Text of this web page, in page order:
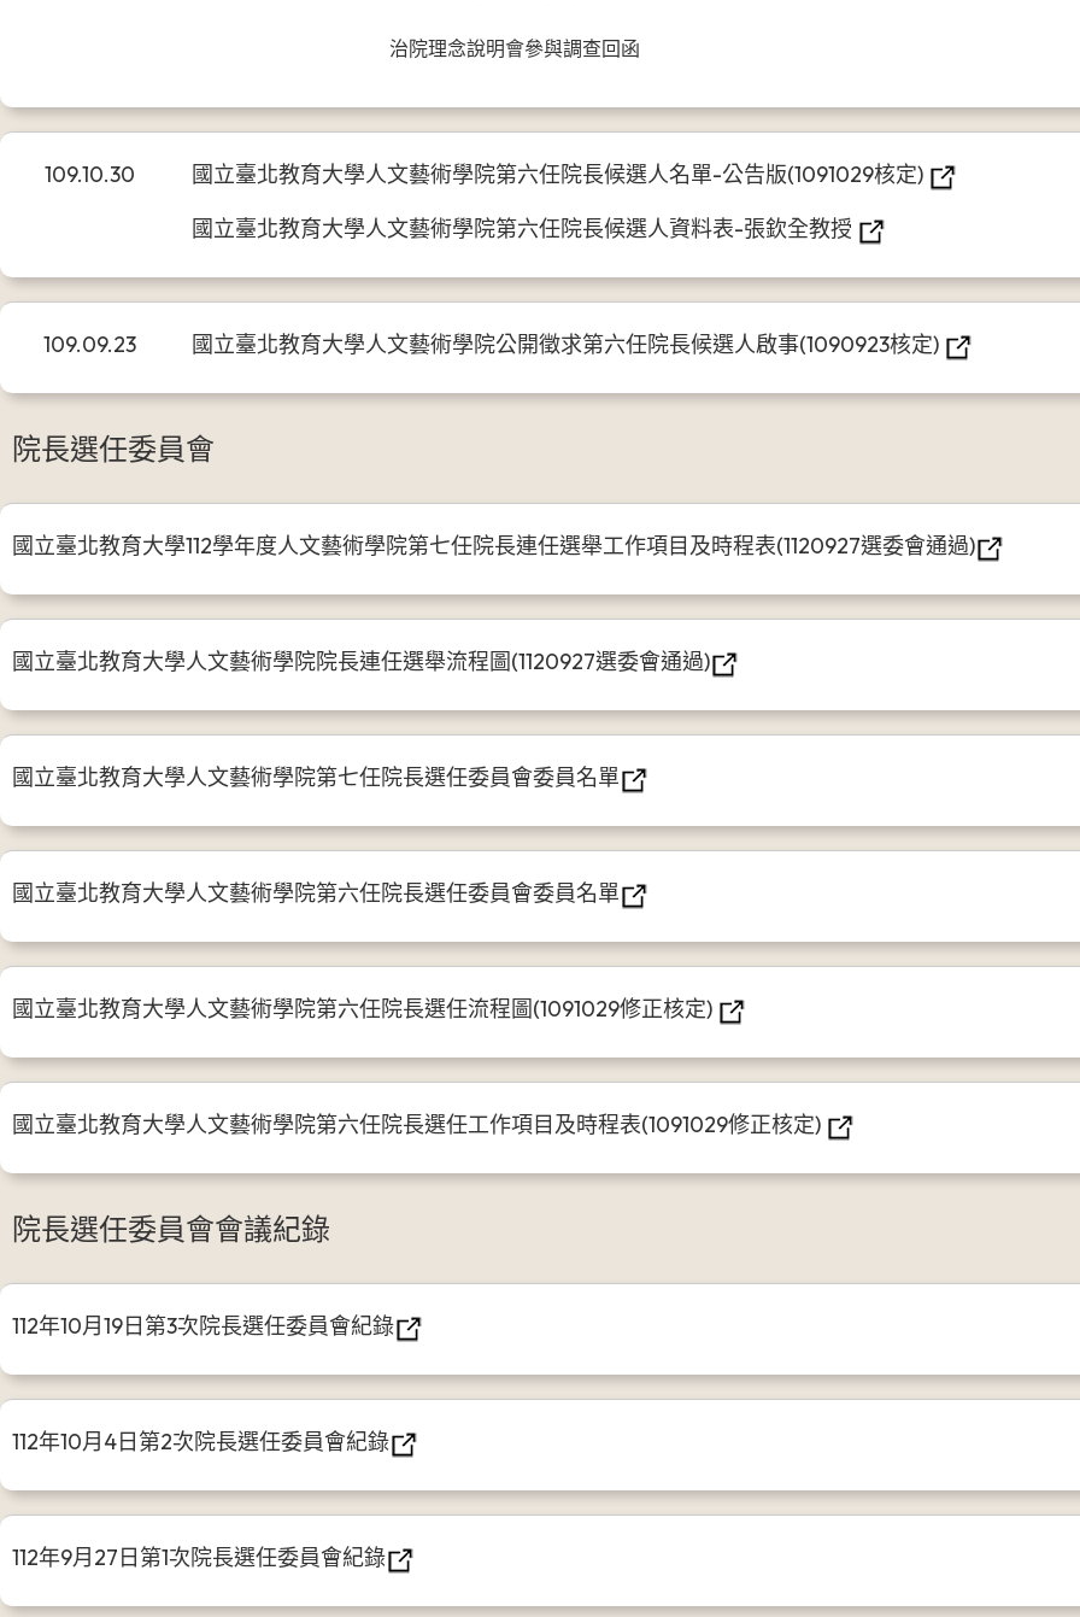
治院理念說明會參與調查回函
109.10.30
國立臺北教育大學人文藝術學院第六任院長候選人名單-公告版(1091029核定)
國立臺北教育大學人文藝術學院第六任院長候選人資料表-張欽全教授
109.09.23 國立臺北教育大學人文藝術學院公開徵求第六任院長候選人啟事(1090923核定)
院長選任委員會
國立臺北教育大學112學年度人文藝術學院第七任院長連任選舉工作項目及時程表(1120927選委會通過)
國立臺北教育大學人文藝術學院院長連任選舉流程圖(1120927選委會通過)
國立臺北教育大學人文藝術學院第七任院長選任委員會委員名單
國立臺北教育大學人文藝術學院第六任院長選任委員會委員名單
國立臺北教育大學人文藝術學院第六任院長選任流程圖(1091029修正核定)
國立臺北教育大學人文藝術學院第六任院長選任工作項目及時程表(1091029修正核定)
院長選任委員會會議紀錄
112年10月19日第3次院長選任委員會紀錄
112年10月4日第2次院長選任委員會紀錄
112年9月27日第1次院長選任委員會紀錄